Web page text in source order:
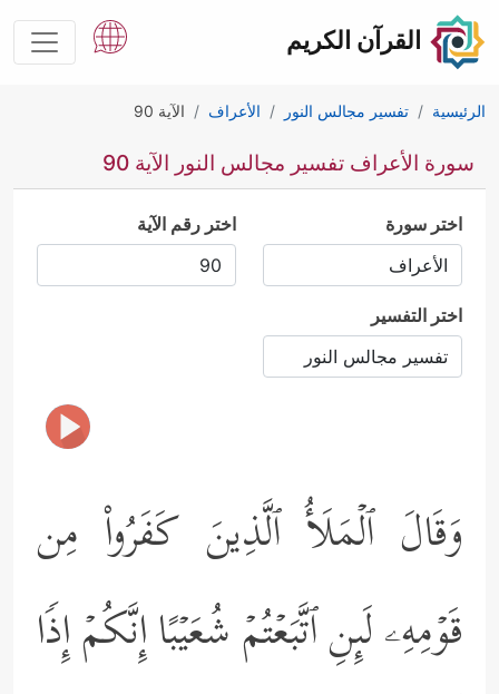
القرآن الكريم
الرئيسية تفسير مجالس النور الأعراف الآية 90
سورة الأعراف تفسير مجالس النور الآية 90
اختر سورة اختر رقم الآية
اختر التفسير
وَقَالَ ٱلۡمَلَأُ ٱلَّذِینَ كَفَرُواْ مِن
قَوۡمِهِۦ لَىِٕنِ ٱتَّبَعۡتُمۡ شُعَیۡبًا إِنَّكُمۡ إِذࣰا